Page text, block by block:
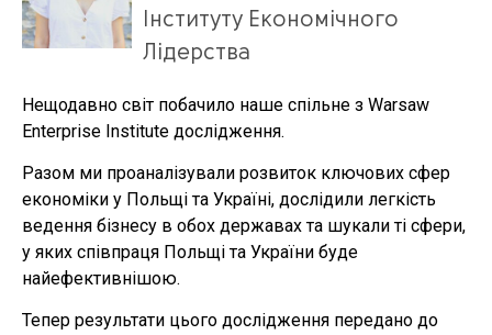
Інституту Економічного
Лідерства
Нещодавно світ побачило наше спільне з Warsaw
Enterprise Institute дослідження.
Разом ми проаналізували розвиток ключових сфер
економіки у Польщі та Україні, дослідили легкість
ведення бізнесу в обох державах та шукали ті сфери,
у яких співпраця Польщі та України буде
найефективнішою.
Тепер результати цього дослідження передано до